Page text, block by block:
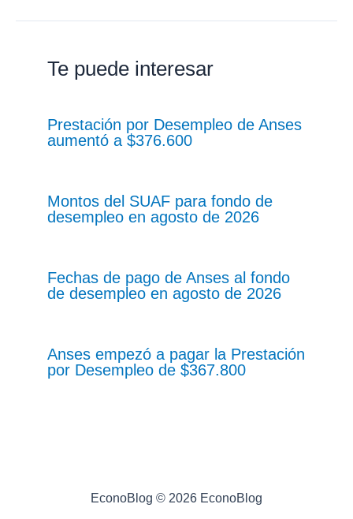
Te puede interesar
Prestación por Desempleo de Anses
aumentó a $376.600
Montos del SUAF para fondo de
desempleo en agosto de 2026
Fechas de pago de Anses al fondo
de desempleo en agosto de 2026
Anses empezó a pagar la Prestación
por Desempleo de $367.800
EconoBlog © 2026 EconoBlog